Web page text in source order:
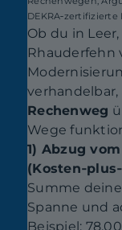
Ob du in
Rhauderfehn
verhandelbar,
Rechenweg
Wege
1) Abzug
Summe
Spanne und
Beispiel: